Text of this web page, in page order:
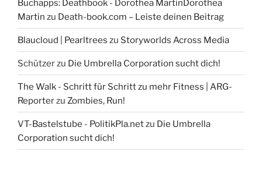
Buchapps: Deathbook - Dorothea MartinDorothea
Martin zu Death-book.com – Leiste deinen Beitrag
Blaucloud | Pearltrees zu Storyworlds Across Media
Schützerzu Die Umbrella Corporation sucht dich!
The Walk - Schritt für Schritt zu mehr Fitness | ARG-
Reporterzu Zombies, Run!
VT-Bastelstube - PolitikPla.netzu Die Umbrella
Corporation sucht dich!